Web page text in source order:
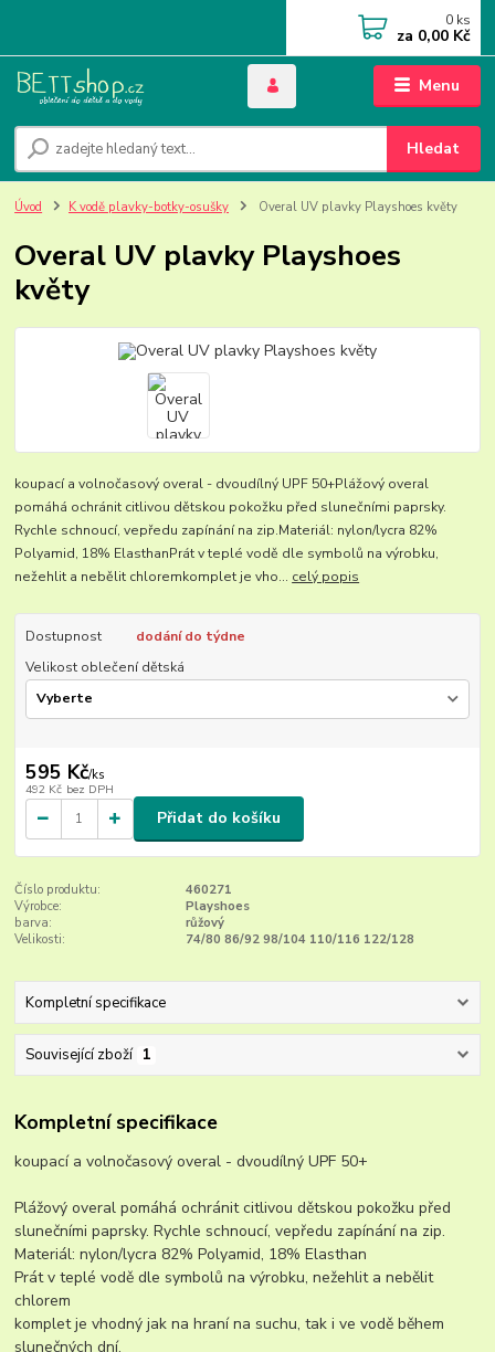
Menu
Hledat
0 ks
za 0,00 Kč
Úvod K vodě plavky-botky-osušky Overal UV plavky Playshoes květy
Overal UV plavky Playshoes
květy
koupací a volnočasový overal - dvoudílný UPF 50+Plážový overal
pomáhá ochránit citlivou dětskou pokožku před slunečními paprsky.
Rychle schnoucí, vepředu zapínání na zip.Materiál: nylon/lycra 82%
Polyamid, 18% ElasthanPrát v teplé vodě dle symbolů na výrobku,
nežehlit a nebělit chloremkomplet je vho... celý popis
Dostupnost
dodání do týdne
Velikost oblečení dětská
595 Kč/ks
492 Kč bez DPH
Přidat do košíku
Číslo produktu:
460271
Výrobce:
Playshoes
barva:
růžový
Velikosti:
74/80 86/92 98/104 110/116 122/128
Kompletní specifikace
Související zboží 1
Kompletní specifikace
koupací a volnočasový overal - dvoudílný UPF 50+
Plážový overal pomáhá ochránit citlivou dětskou pokožku před
slunečními paprsky. Rychle schnoucí, vepředu zapínání na zip.
Materiál: nylon/lycra 82% Polyamid, 18% Elasthan
Prát v teplé vodě dle symbolů na výrobku, nežehlit a nebělit
chlorem
komplet je vhodný jak na hraní na suchu, tak i ve vodě během
slunečných dní.